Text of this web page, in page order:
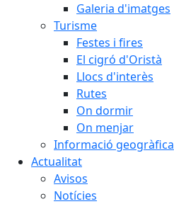
Galeria d'imatges
Turisme
Festes i fires
El cigró d'Oristà
Llocs d'interès
Rutes
On dormir
On menjar
Informació geogràfica
Actualitat
Avisos
Notícies